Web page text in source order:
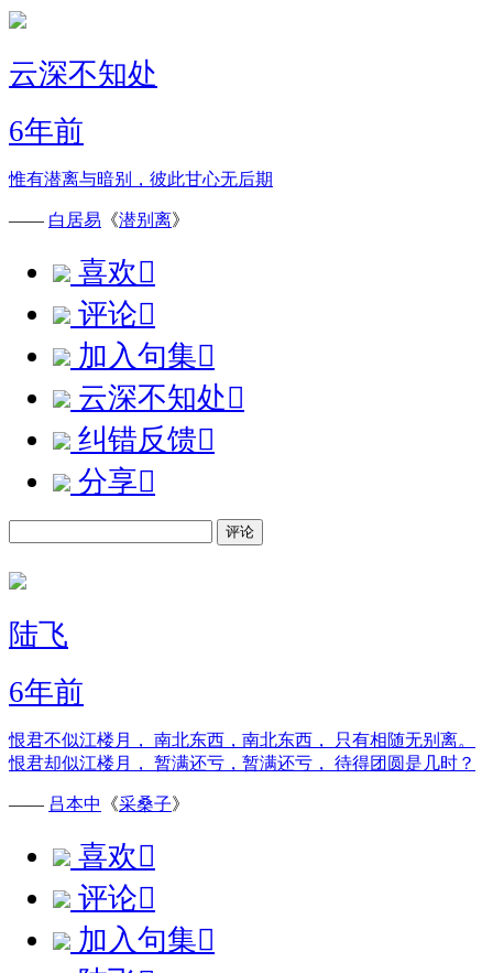
云深不知处
6年前
惟有潜离与暗别，彼此甘心无后期
—— 白居易 《潜别离》
喜欢
评论
加入句集
云深不知处
纠错反馈
分享
评论
陆飞
6年前
恨君不似江楼月， 南北东西，南北东西， 只有相随无别离。
恨君却似江楼月， 暂满还亏，暂满还亏， 待得团圆是几时？
—— 吕本中 《采桑子》
喜欢
评论
加入句集